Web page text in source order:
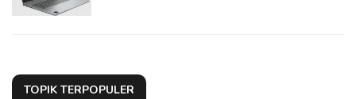
TOPIK TERPOPULER